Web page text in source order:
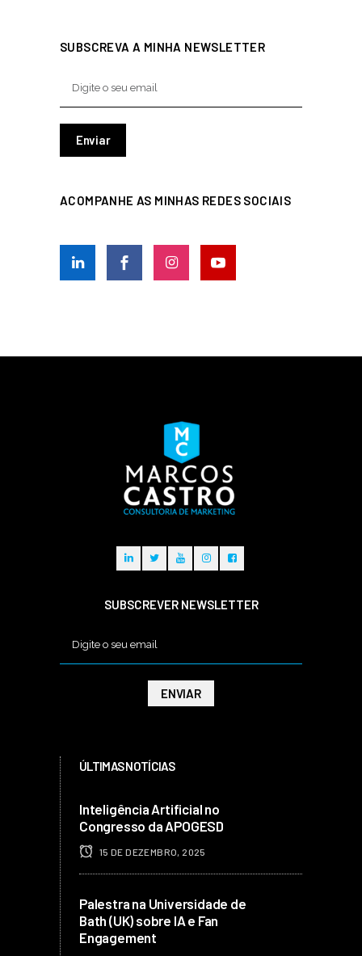
SUBSCREVA A MINHA NEWSLETTER
ACOMPANHE AS MINHAS REDES SOCIAIS
SUBSCREVER NEWSLETTER
ÚLTIMAS NOTÍCIAS
Inteligência Artificial no
Congresso da APOGESD
15 DE DEZEMBRO, 2025
Palestra na Universidade de
Bath (UK) sobre IA e Fan
Engagement